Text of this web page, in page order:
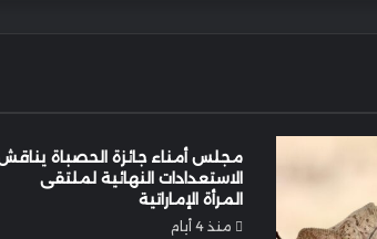
مجلس أمناء جائزة الحصباة
الاستعدادات النهائية لملتقى
المرأة الإماراتية
منذ 4 أيام